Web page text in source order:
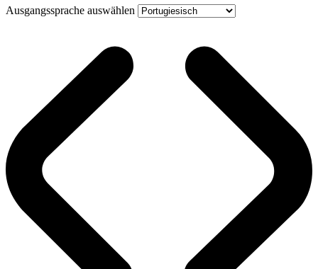
Ausgangssprache auswählen